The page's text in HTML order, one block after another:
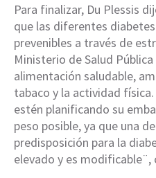
Para finalizar, Du Plessis
que las diferentes
prevenibles a través de
Ministerio de Salud
alimentación saludable,
tabaco y la actividad
estén planificando su
peso posible, ya que una
predisposición para la
elevado y es modificable¨,